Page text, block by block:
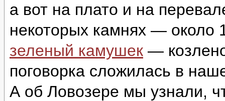
а вот на плато и на
некоторых камнях — около
зеленый камушек —
поговорка сложилась в
А об Ловозере мы узнали,